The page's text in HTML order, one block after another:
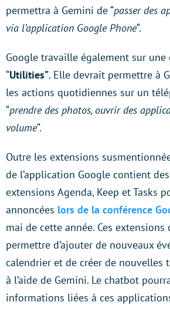
permettra à Gemini de “passer des
via l’application Google Phone“.
Google travaille également sur une
“Utilities”. Elle devrait permettre à
les actions quotidiennes sur un
“prendre des photos, ouvrir des
volume“.
Outre les extensions
de l’application Google contient
extensions Agenda, Keep et Tasks
annoncées lors de la conférence
mai de cette année. Ces extensions
permettre d’ajouter de nouveaux
calendrier et de créer de nouvelles
à l’aide de Gemini. Le chatbot
informations liées à ces